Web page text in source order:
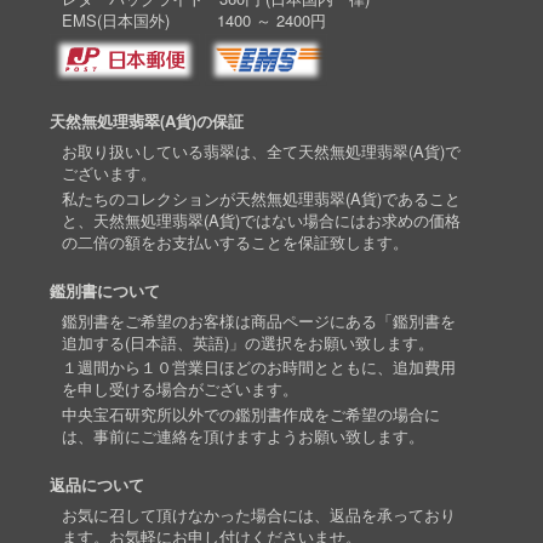
EMS(日本国外) 1400 ～ 2400円
天然無処理翡翠(A貨)の保証
お取り扱いしている翡翠は、全て天然無処理翡翠(A貨)で
ございます。
私たちのコレクションが天然無処理翡翠(A貨)であること
と、天然無処理翡翠(A貨)ではない場合にはお求めの価格
の二倍の額をお支払いすることを保証致します。
鑑別書について
鑑別書をご希望のお客様は商品ページにある「鑑別書を
追加する(日本語、英語)」の選択をお願い致します。
１週間から１０営業日ほどのお時間とともに、追加費用
を申し受ける場合がございます。
中央宝石研究所以外での鑑別書作成をご希望の場合に
は、事前にご連絡を頂けますようお願い致します。
返品について
お気に召して頂けなかった場合には、返品を承っており
ます。お気軽にお申し付けくださいませ。